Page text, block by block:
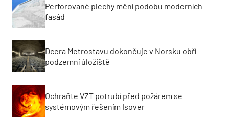
Perforované plechy mění podobu moderních
fasád
Dcera Metrostavu dokončuje v Norsku obří
podzemní úložiště
Ochraňte VZT potrubí před požárem se
systémovým řešením Isover